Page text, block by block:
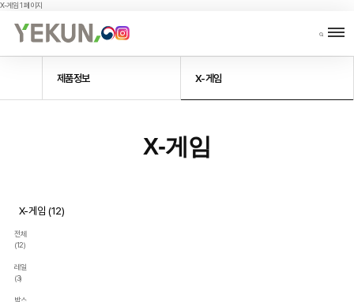
X-게임 1 페이지
시공사례
제품정보 X-게임
X-게임
X-게임 (12)
전체
(12)
레일
(3)
박스